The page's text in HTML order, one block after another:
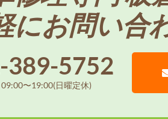
にお問い合
389-5752
〜19:00(日曜定休)